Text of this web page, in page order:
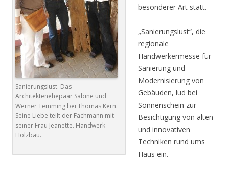
Sanierungslust. Das
Architektenehepaar Sabine und
Werner Temming bei Thomas Kern.
Seine Liebe teilt der Fachmann mit
seiner Frau Jeanette. Handwerk
Holzbau.
besonderer Art statt.
„Sanierungslust“, die
regionale
Handwerkermesse für
Sanierung und
Modernisierung von
Gebäuden, lud bei
Sonnenschein zur
Besichtigung von alten
und innovativen
Techniken rund ums
Haus ein.